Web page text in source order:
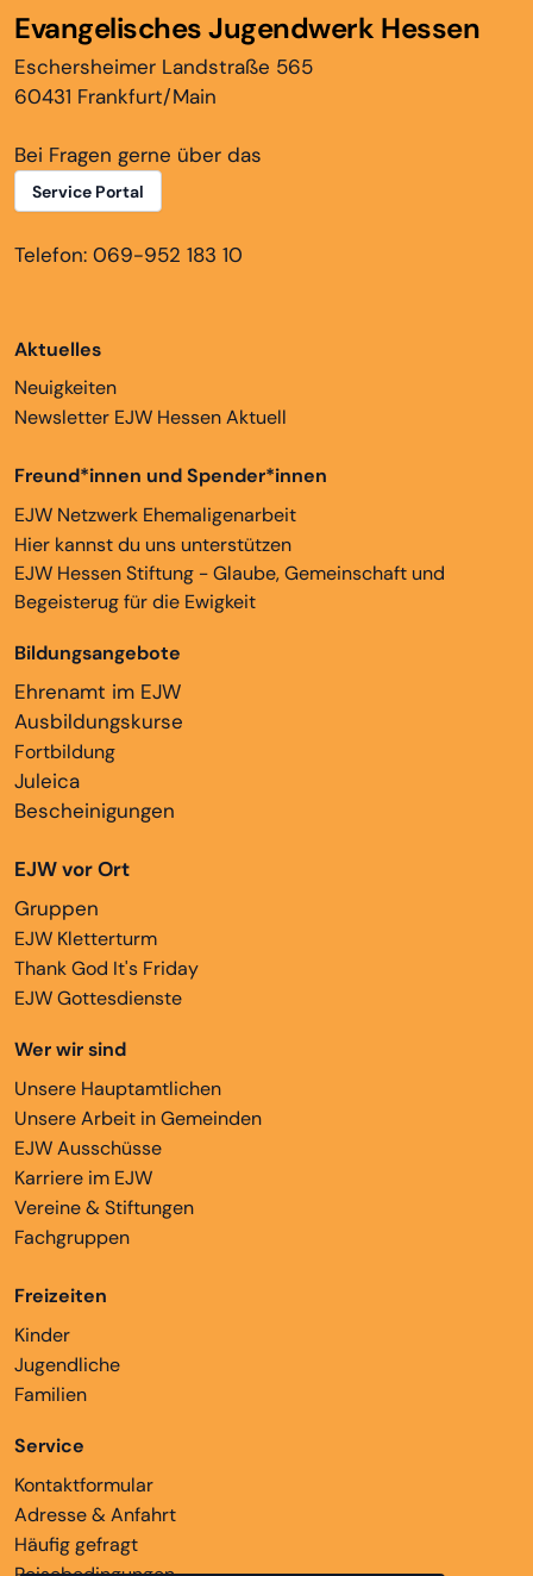
Evangelisches Jugendwerk Hessen
Eschersheimer Landstraße 565
60431 Frankfurt/Main
Bei Fragen gerne über das
Service Portal
Telefon: 069-952 183 10
Aktuelles
Neuigkeiten
Newsletter EJW Hessen Aktuell
Freund*innen und Spender*innen
EJW Netzwerk Ehemaligenarbeit
Hier kannst du uns unterstützen
EJW Hessen Stiftung - Glaube, Gemeinschaft und
Begeisterug für die Ewigkeit
Bildungsangebote
Ehrenamt im EJW
Ausbildungskurse
Fortbildung
Juleica
Bescheinigungen
EJW vor Ort
Gruppen
EJW Kletterturm
Thank God It's Friday
EJW Gottesdienste
Wer wir sind
Unsere Hauptamtlichen
Unsere Arbeit in Gemeinden
EJW Ausschüsse
Karriere im EJW
Vereine & Stiftungen
Fachgruppen
Freizeiten
Kinder
Jugendliche
Familien
Service
Kontaktformular
Adresse & Anfahrt
Häufig gefragt